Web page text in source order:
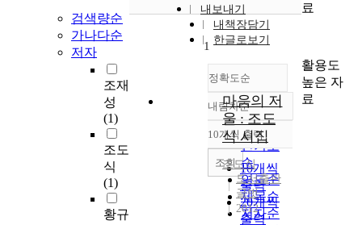
검색량순
가나다순
저자
조재
성
(1)
조도
식
(1)
황규
내보내기
내책장담기
한글로보기
정확도순
정확도
순
인기도
순
연도순
제목순
저자순
내림차순
내림차순
10개씩 출력
10개씩
출력
20개씩
출력
조회
1
마음의 저
울 : 조도
식 시집
조도식
도서출판
글벗
2012
료
활용도
높은 자
료